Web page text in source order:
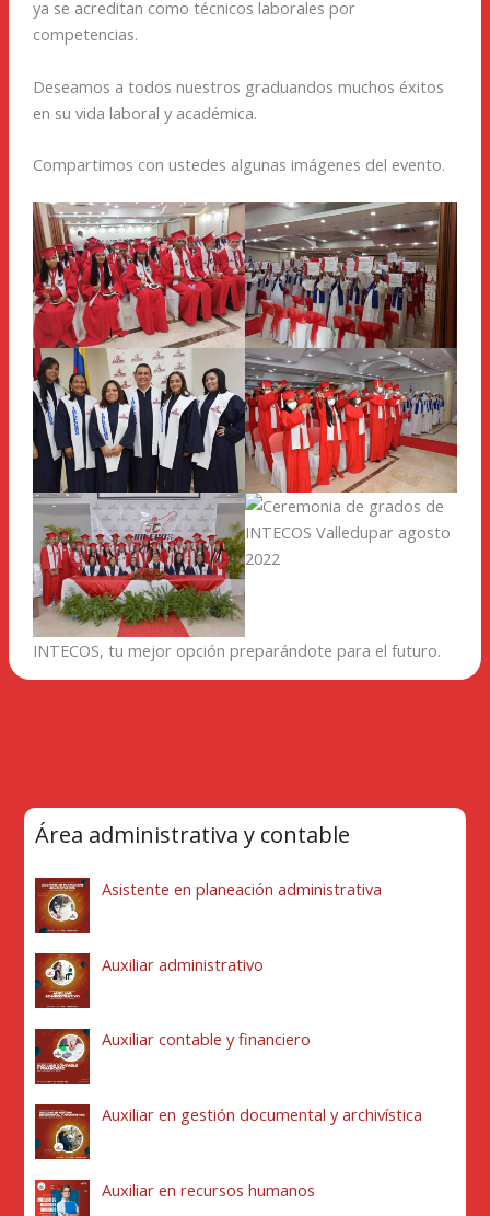
ya se acreditan como técnicos laborales por
competencias.
Deseamos a todos nuestros graduandos muchos éxitos
en su vida laboral y académica.
Compartimos con ustedes algunas imágenes del evento.
INTECOS, tu mejor opción preparándote para el futuro.
Área administrativa y contable
Asistente en planeación administrativa
Auxiliar administrativo
Auxiliar contable y financiero
Auxiliar en gestión documental y archivística
Auxiliar en recursos humanos